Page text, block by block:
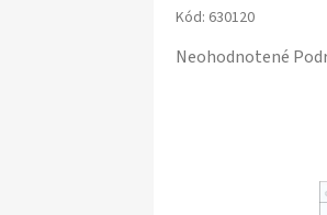
Kód: 630120
Priemerné
Neohodnotené